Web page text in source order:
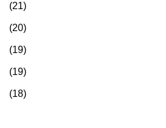
(21)
(20)
(19)
(19)
(18)